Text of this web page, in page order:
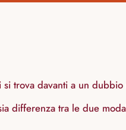
trova davanti a un dubbio
differenza tra le due